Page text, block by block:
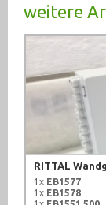
weitere
RITTAL
1x EB1577
1x EB1578